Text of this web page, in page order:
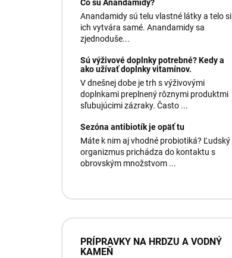
Čo sú Anandamidy?
Anandamidy sú telu vlastné látky a telo si
ich vytvára samé. Anandamidy sa
zjednoduše...
Sú výživové doplnky potrebné? Kedy a
ako užívať doplnky vitamínov.
V dnešnej dobe je trh s výživovými
doplnkami preplnený rôznymi produktmi
sľubujúcimi zázraky. Často ...
Sezóna antibiotík je opäť tu
Máte k nim aj vhodné probiotiká? Ľudský
organizmus prichádza do kontaktu s
obrovským množstvom ...
PRÍPRAVKY NA HRDZU A VODNÝ
KAMEŇ